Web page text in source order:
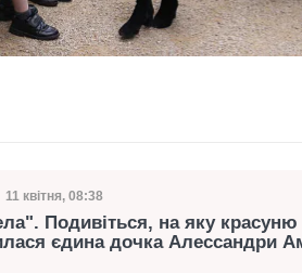
Дата публікації
11 квітня, 08:38
Подивіться, на яку красуню
єдина дочка Алессандри